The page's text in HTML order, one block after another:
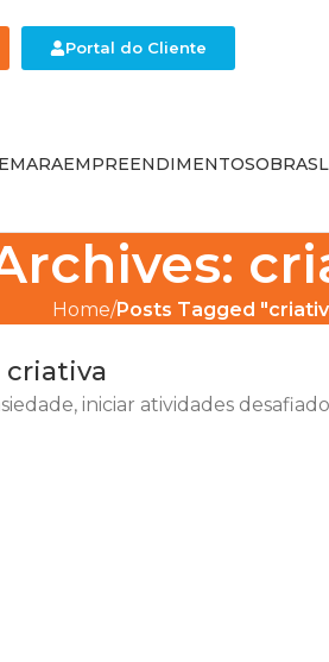
Portal do Cliente
EMPREENDIMENTOSOBRAS
Home Posts Tagged
criativa
iniciar atividades